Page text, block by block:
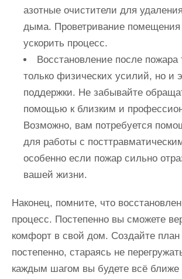
азотные очистители для
дыма. Проветривание помещения
ускорить процесс.
Восстановление после пожара
только физических усилий, но и
поддержки. Не забывайте
помощью к близким и
Возможно, вам потребуется
для работы с
особенно если пожар сильно
вашей жизни.
Наконец, помните, что
процесс. Постепенно вы сможете
комфорт в свой дом. Создайте план
постепенно, стараясь не
каждым шагом вы будете всё ближе